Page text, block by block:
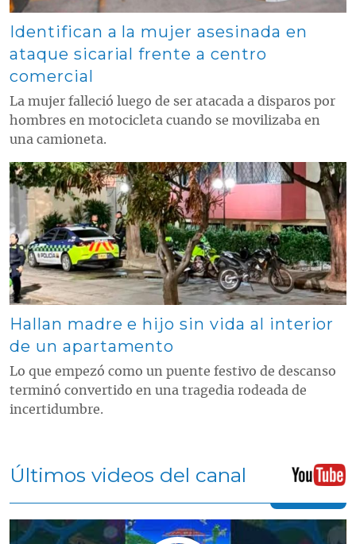
Identifican a la mujer asesinada en
ataque sicarial frente a centro
comercial
La mujer falleció luego de ser atacada a disparos por
hombres en motocicleta cuando se movilizaba en
una camioneta.
Contenido multimedia principal
Hallan madre e hijo sin vida al interior
de un apartamento
Lo que empezó como un puente festivo de descanso
terminó convertido en una tragedia rodeada de
incertidumbre.
Últimos videos del canal